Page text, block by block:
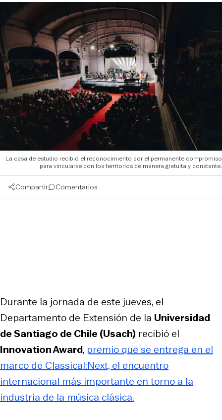
La casa de estudio recibió el reconocimiento por el permanente compromiso
para vincularse con los territorios de manera gratuita y constante.
Compartir Comentarios
Durante la jornada de este jueves, el
Departamento de Extensión de la Universidad
de Santiago de Chile (Usach) recibió el
Innovation Award, premio que se entrega en el
marco de Classical:Next, el encuentro
internacional más importante en torno a la
industria de la música clásica.